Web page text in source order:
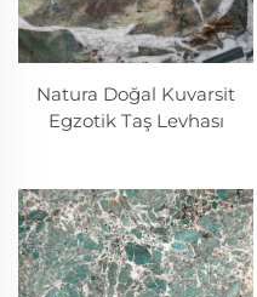
Natura Doğal Kuvarsit
Egzotik Taş Levhası